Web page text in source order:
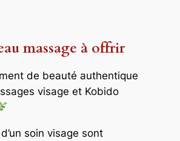
massage à offrir
de beauté authentique
visage et Kobido
soin visage sont